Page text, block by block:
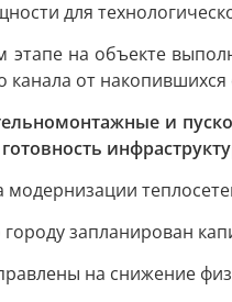
для
этапе на объекте
канала от
и
запланирован
на снижение